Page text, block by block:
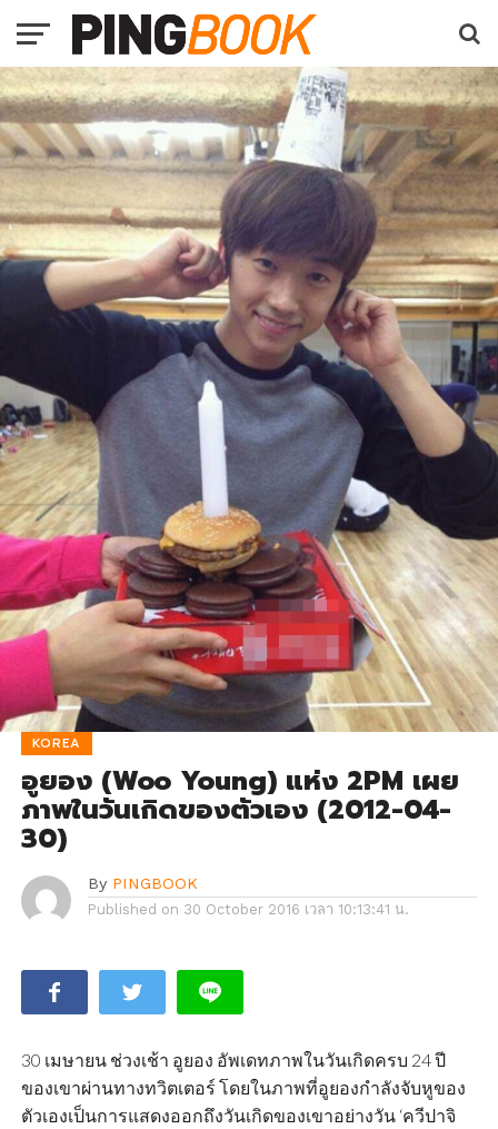
KOREA
อูยอง (Woo Young) แห่ง 2PM เผย
ภาพในวันเกิดของตัวเอง (2012-04-
30)
By PINGBOOK
Published on 30 October 2016 เวลา 10:13:41 น.
30 เมษายน ช่วงเช้า อูยอง อัพเดทภาพในวันเกิดครบ 24 ปี
ของเขาผ่านทางทวิตเตอร์ โดยในภาพที่อูยองกำลังจับหูของ
ตัวเองเป็นการแสดงออกถึงวันเกิดของเขาอย่างวัน ‘ควีปาจิ